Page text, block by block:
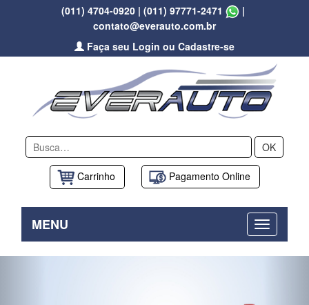
(011) 4704-0920 | (011) 97771-2471
|
contato@everauto.com.br
Faça seu Login ou Cadastre-se
OK
Carrinho Pagamento Online
MENU